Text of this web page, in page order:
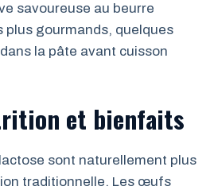
savoureuse au beurre
plus gourmands, quelques
la pâte avant cuisson
et bienfaits
sont naturellement plus
traditionnelle. Les œufs